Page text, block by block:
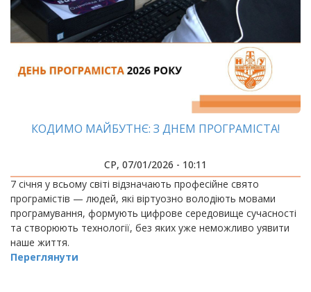
КОДИМО МАЙБУТНЄ: З ДНЕМ ПРОГРАМІСТА!
СР, 07/01/2026 - 10:11
7 січня у всьому світі відзначають професійне свято
програмістів — людей, які віртуозно володіють мовами
програмування, формують цифрове середовище сучасності
та створюють технології, без яких уже неможливо уявити
наше життя.
Переглянути